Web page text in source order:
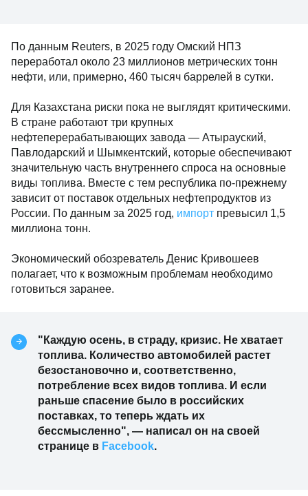
По данным Reuters, в 2025 году Омский НПЗ
переработал около 23 миллионов метрических тонн
нефти, или, примерно, 460 тысяч баррелей в сутки.
Для Казахстана риски пока не выглядят критическими.
В стране работают три крупных
нефтеперерабатывающих завода — Атырауский,
Павлодарский и Шымкентский, которые обеспечивают
значительную часть внутреннего спроса на основные
виды топлива. Вместе с тем республика по-прежнему
зависит от поставок отдельных нефтепродуктов из
России. По данным за 2025 год, импорт превысил 1,5
миллиона тонн.
Экономический обозреватель Денис Кривошеев
полагает, что к возможным проблемам необходимо
готовиться заранее.
"Каждую осень, в страду, кризис. Не хватает
топлива. Количество автомобилей растет
безостановочно и, соответственно,
потребление всех видов топлива. И если
раньше спасение было в российских
поставках, то теперь ждать их
бессмысленно", — написал он на своей
странице в Facebook.